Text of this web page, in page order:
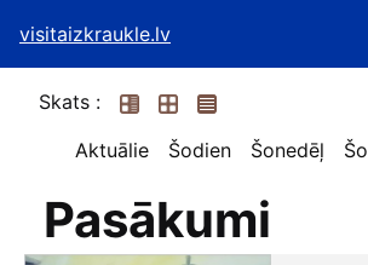
visitaizkraukle.lv
Skats :
Aktuālie
Šodien Šonedēļ
Pasākumi